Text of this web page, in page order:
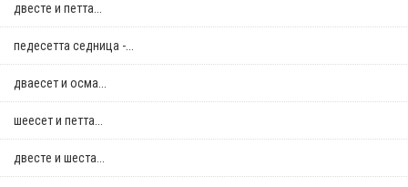
двестe и петта...
педесетта седница -...
дваесет и осма...
шеесет и петта...
двестe и шеста...